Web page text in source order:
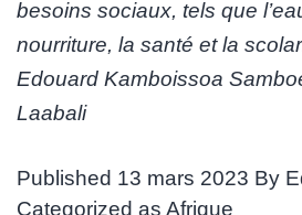
besoins sociaux, tels que
nourriture, la santé et la
Edouard Kamboissoa
Laabali
Published 13 mars 2023 By
Categorized as Afrique